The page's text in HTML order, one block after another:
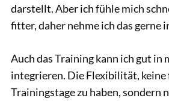
darstellt. Aber ich fühle mich
fitter, daher nehme ich das gerne
Auch das Training kann ich gut in
integrieren. Die Flexibilität, keine
Trainingstage zu haben, sondern